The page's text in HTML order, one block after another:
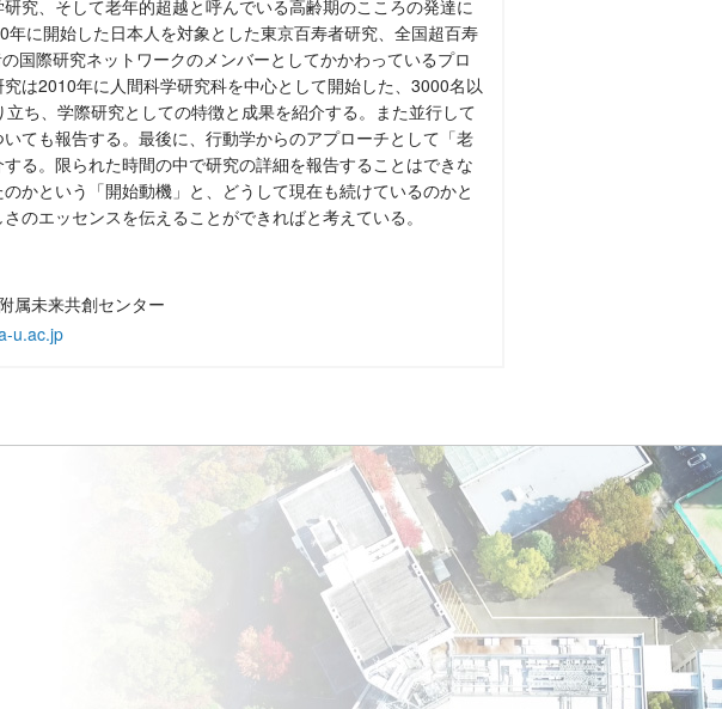
究、そして老年的超越と呼んでいる高齢期のこころの発達に
に開始した日本人を対象とした東京百寿者研究、全国超百寿
国際研究ネットワークのメンバーとしてかかわっているプロ
は2010年に人間科学研究科を中心として開始した、3000名以
ち、学際研究としての特徴と成果を紹介する。また並行して
ても報告する。最後に、行動学からのアプローチとして「老
る。限られた時間の中で研究の詳細を報告することはできな
かという「開始動機」と、どうして現在も続けているのかと
のエッセンスを伝えることができればと考えている。
属未来共創センター
u.ac.jp